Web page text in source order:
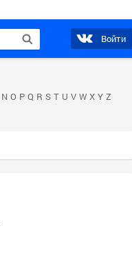
Войти
N O P Q R S T U V W X Y Z